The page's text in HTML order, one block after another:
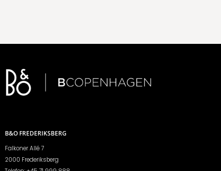
B&O FREDERIKSBERG
Falkoner Allé 7
2000 Frederiksberg